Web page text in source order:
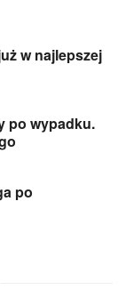
w najlepszej
po wypadku.
po